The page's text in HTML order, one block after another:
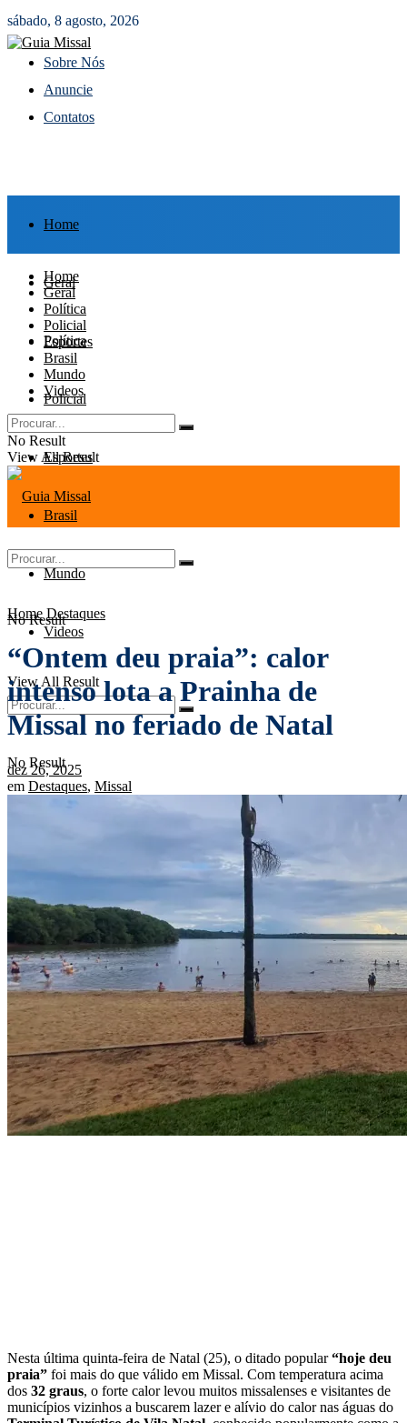
sábado, 8 agosto, 2026
Sobre Nós
Anuncie
Contatos
Home
Geral
Política
Policial
Esportes
Brasil
Mundo
Videos
No Result
Home
Geral
Política
Policial
Esportes
Brasil
Mundo
Videos
No Result
View All Result
No Result
View All Result
Home Destaques
“Ontem deu praia”: calor
intenso lota a Prainha de
Missal no feriado de Natal
dez 26, 2025
em Destaques, Missal
Nesta última quinta-feira de Natal (25), o ditado popular“hoje deu
praia” foi mais do que válido em Missal. Com temperatura acima
dos 32 graus, o forte calor levou muitos missalenses e visitantes de
municípios vizinhos a buscarem lazer e alívio do calor nas águas do